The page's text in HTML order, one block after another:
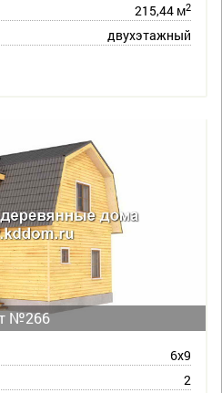
215,44 м2
двухэтажный
№266
6х9
2